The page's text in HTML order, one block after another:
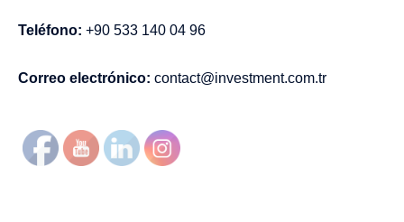
Teléfono: +90 533 140 04 96
Correo electrónico: contact@investment.com.tr